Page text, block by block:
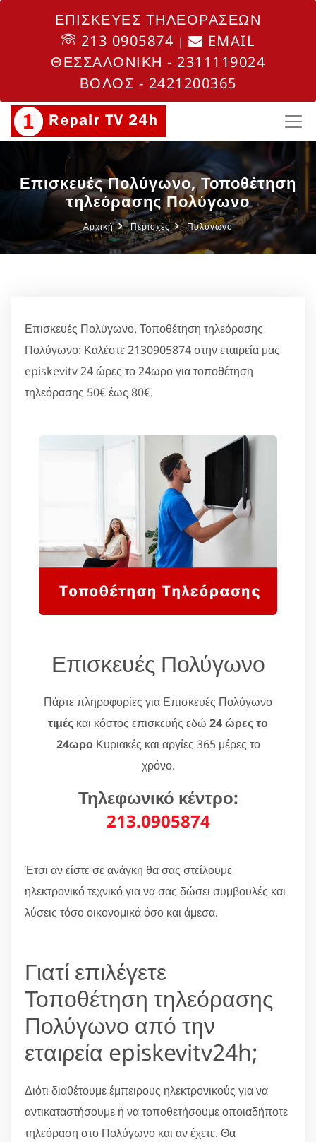
ΕΠΙΣΚΕΥΕΣ ΤΗΛΕΟΡΑΣΕΩΝ
213 0905874 |
EMAIL
ΘΕΣΣΑΛΟΝΙΚΗ - 2311119024
ΒΟΛΟΣ - 2421200365
Επισκευές Πολύγωνο, Τοποθέτηση
τηλεόρασης Πολύγωνο
Αρχική Περιοχές Πολύγωνο
Επισκευές Πολύγωνο, Τοποθέτηση τηλεόρασης
Πολύγωνο: Καλέστε 2130905874 στην εταιρεία μας
episkevitv 24 ώρες το 24ωρο για τοποθέτηση
τηλεόρασης 50€ έως 80€.
Επισκευές Πολύγωνο
Πάρτε πληροφορίες για Επισκευές Πολύγωνο
τιμές και κόστος επισκευής εδώ 24 ώρες το
24ωροΚυριακές και αργίες 365 μέρες το
χρόνο.
Τηλεφωνικό κέντρο:
213.0905874
Έτσι αν είστε σε ανάγκη θα σας στείλουμε
ηλεκτρονικό τεχνικό για να σας δώσει συμβουλές και
λύσεις τόσο οικονομικά όσο και άμεσα.
Γιατί επιλέγετε
Τοποθέτηση τηλεόρασης
Πολύγωνο από την
εταιρεία episkevitv24h;
Διότι διαθέτουμε έμπειρους ηλεκτρονικούς για να
αντικαταστήσουμε ή να τοποθετήσουμε οποιαδήποτε
τηλεόραση στο Πολύγωνο και αν έχετε. Θα